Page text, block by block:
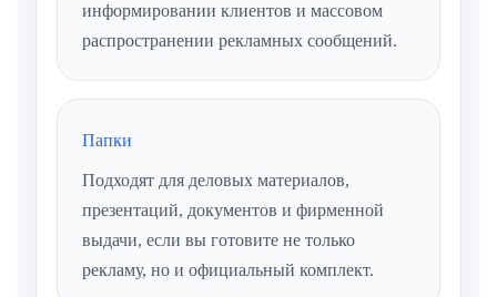
информировании клиентов и массовом
распространении рекламных сообщений.
Папки
Подходят для деловых материалов,
презентаций, документов и фирменной
выдачи, если вы готовите не только
рекламу, но и официальный комплект.